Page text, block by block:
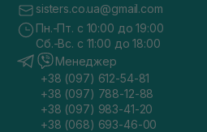
sisters.co.ua@gmail.com
Пн.-Пт. с 10:00 до 19:00
Сб.-Вс. с 11:00 до 18:00
Менеджер
+38 (097) 612-54-81
+38 (097) 788-12-88
+38 (097) 983-41-20
+38 (068) 693-46-00